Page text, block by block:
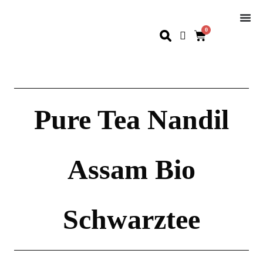
0
Pure Tea Nandil
Assam Bio
Schwarztee